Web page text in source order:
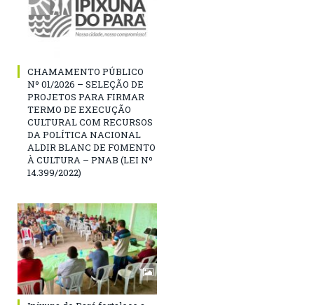
CHAMAMENTO PÚBLICO
Nº 01/2026 – SELEÇÃO DE
PROJETOS PARA FIRMAR
TERMO DE EXECUÇÃO
CULTURAL COM RECURSOS
DA POLÍTICA NACIONAL
ALDIR BLANC DE FOMENTO
À CULTURA – PNAB (LEI Nº
14.399/2022)